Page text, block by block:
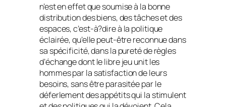
n’est en effet que soumise à la bonne
distribution des biens, des tâches et des
espaces, c’est-à?dire à la politique
éclairée, qu’elle peut-être reconnue dans
sa spécificité, dans la pureté de règles
d’échange dont le libre jeu unit les
hommes par la satisfaction de leurs
besoins, sans être parasitée par le
déferlement des appétits qui la stimulent